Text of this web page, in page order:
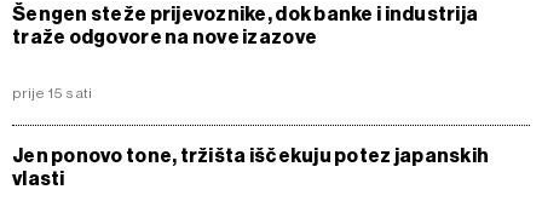
Šengen steže prijevoznike, dok banke i industrija
traže odgovore na nove izazove
prije 15 sati
Jen ponovo tone, tržišta iščekuju potez japanskih
vlasti